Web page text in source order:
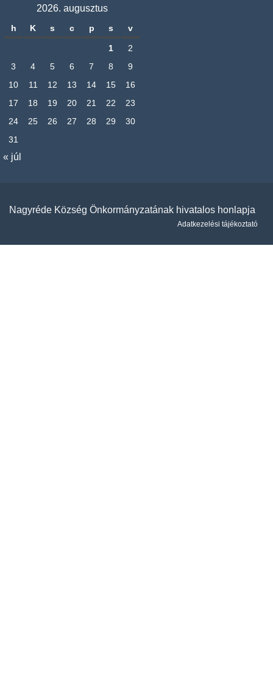
2026. augusztus
h K s c p s v
1
2
3
4 5 6 7 8
9
10
11 12 13 14 15
16
17
18 19 20 21 22
23
24
25 26 27 28 29
30
31
« júl
Nagyréde Község Önkormányzatának hivatalos honlapja
Adatkezelési tájékoztató